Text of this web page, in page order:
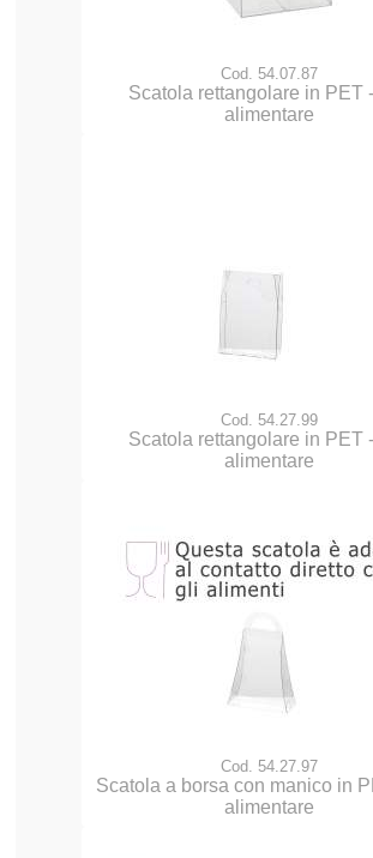
Cod. 54.07.87
Scatola rettangolare in PET
alimentare
Cod. 54.27.99
Scatola rettangolare in PET
alimentare
Cod. 54.27.97
Scatola a borsa con manico in
alimentare